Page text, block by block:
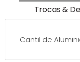
Trocas &
Cantil de